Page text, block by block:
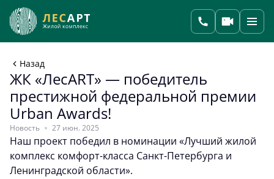
Назад
ЖК «ЛесART» — победитель
престижной федеральной премии
Urban Awards!
Новость 27 июн. 2025
Наш проект победил в номинации «Лучший жилой
комплекс комфорт-класса Санкт-Петербурга и
Ленинградской области».